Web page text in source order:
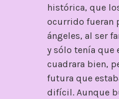
histórica, que
ocurrido fueran
ángeles, al ser
y sólo tenía que
cuadrara bien,
futura que
difícil. Aunque